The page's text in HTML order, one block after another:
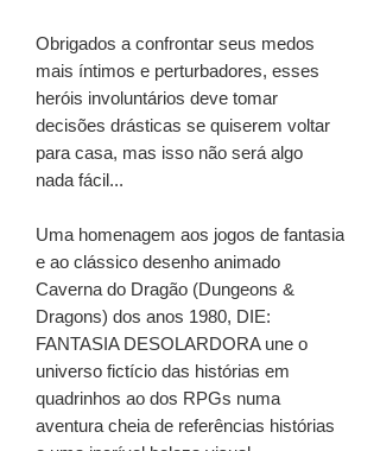
Obrigados a confrontar seus medos
mais íntimos e perturbadores, esses
heróis involuntários deve tomar
decisões drásticas se quiserem voltar
para casa, mas isso não será algo
nada fácil...
Uma homenagem aos jogos de fantasia
e ao clássico desenho animado
Caverna do Dragão (Dungeons &
Dragons) dos anos 1980, DIE:
FANTASIA DESOLARDORA une o
universo fictício das histórias em
quadrinhos ao dos RPGs numa
aventura cheia de referências histórias